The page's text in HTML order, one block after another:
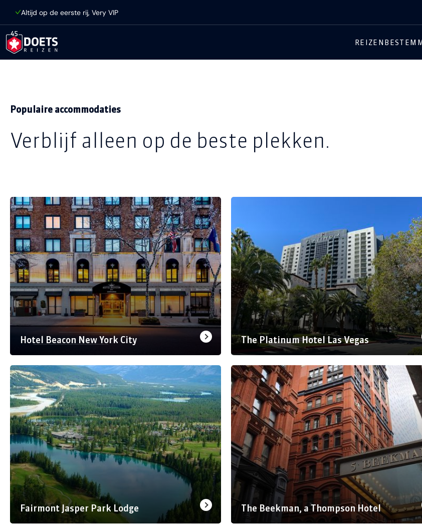
Altijd op de eerste rij, Very VIP
REIZEN
Populaire accommodaties
Verblijf alleen op de beste plekken.
Hotel Beacon New York City The Platinum Hotel Las Vegas
Fairmont Jasper Park Lodge The Beekman, a Thompson Hotel